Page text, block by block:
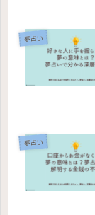
夢占い
夢占い